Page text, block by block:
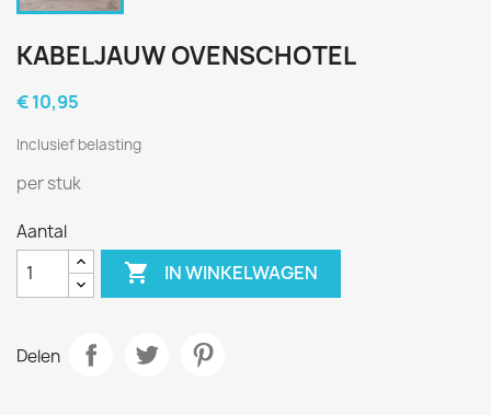
KABELJAUW OVENSCHOTEL
€ 10,95
Inclusief belasting
per stuk
Aantal
 IN WINKELWAGEN
Delen